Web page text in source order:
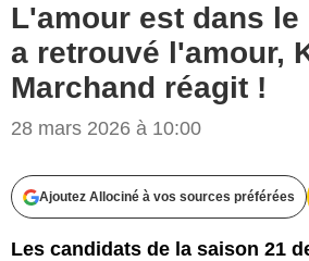
L'amour est dans le
a retrouvé l'amour,
Marchand réagit !
28 mars 2026 à 10:00
Ajoutez Allociné à vos sources préférées
Les candidats de la saison 21